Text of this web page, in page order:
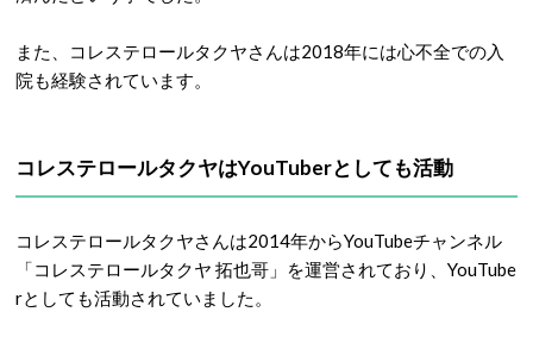
また、コレステロールタクヤさんは2018年には心不全での入
院も経験されています。
コレステロールタクヤはYouTuberとしても活動
コレステロールタクヤさんは2014年からYouTubeチャンネル
「コレステロールタクヤ 拓也哥」を運営されており、YouTube
rとしても活動されていました。